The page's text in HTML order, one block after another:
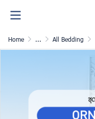
Home ... All Bedding